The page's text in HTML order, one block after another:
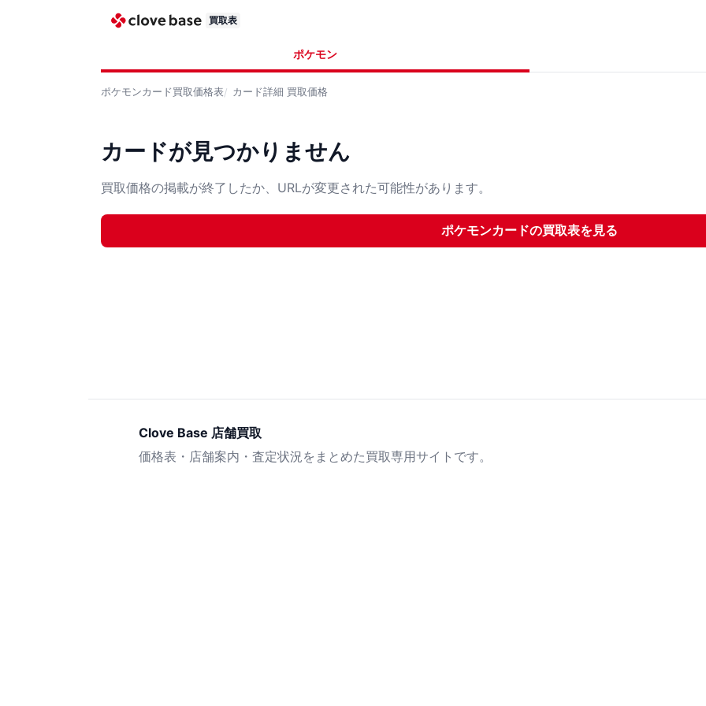
買取表
ポケモン
ポケモンカード買取価格表 カード詳細 買取価格
カードが見つかりません
買取価格の掲載が終了したか、URLが変更された可能性があります。
ポケモンカードの買取表を見る
Clove Base 店舗買取
価格表・店舗案内・査定状況をまとめた買取専用サイトです。